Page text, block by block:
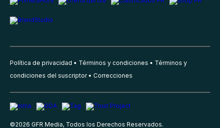
Política de privacidad Términos y condiciones
Términos y
condiciones del suscriptor
Correcciones
©2026 GFR Media, Todos los Derechos Reservados.